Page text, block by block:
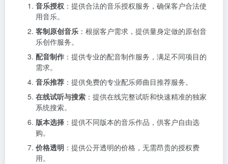
音乐授权 ：提供合法的音乐授权服务，确保客户合法使
用音乐。
客制原创音乐 ：根据客户需求，提供量身定做的原创音
乐创作服务。
配音制作 ：提供专业的配音制作服务，满足不同项目的
需求。
音乐推荐 ：提供免费的专业配乐师曲目推荐服务。
在线试听与搜索 ：提供在线完整试听和快速精准的独家
系统搜索。
版本选择 ：提供不同版本的音乐作品，供客户自由选
购。
价格透明 ：提供公开透明的价格，无需昂贵的授权费
用。